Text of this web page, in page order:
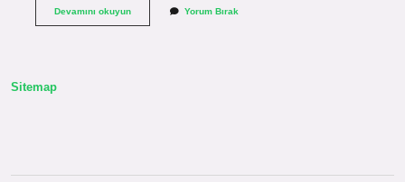
Devamını okuyunBaldıran
Yorum Bırak
Sitemap